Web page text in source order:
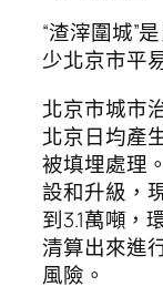
“渣滓圍城”
少北京市平
北京市城市
北京日均產
被填埋處理
設和升級，
到3.1萬噸，
清算出來進
風險。